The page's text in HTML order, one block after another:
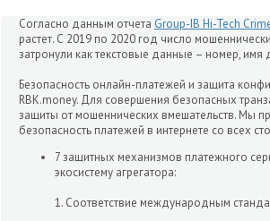
Согласно данным отчета Group-IB Hi-Tech
растет. С 2019 по 2020 год число
затронули как текстовые данные – номер,
Безопасность онлайн-платежей и защита
RBK.money. Для совершения безопасных
защиты от мошеннических вмешательств. Мы
безопасность платежей в интернете со всех
7 защитных механизмов платежного
экосистему агрегатора:
1. Соответствие международным